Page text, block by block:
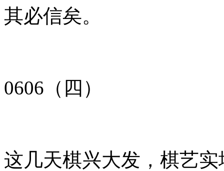
其必信矣。
0606（四）
这几天棋兴大发，棋艺